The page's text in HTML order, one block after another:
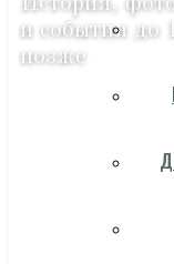
и события до
позже